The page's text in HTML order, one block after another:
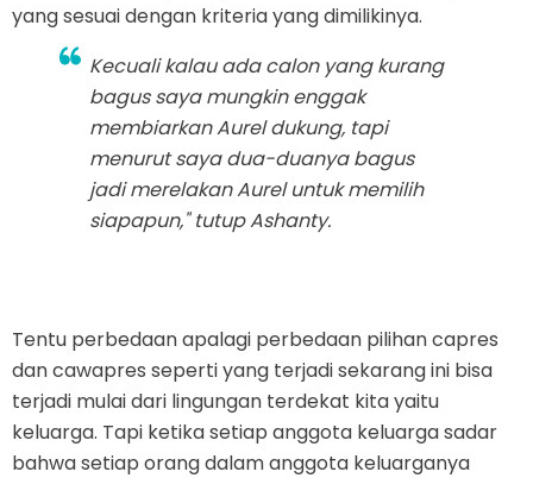
yang sesuai dengan kriteria yang dimilikinya.
Kecuali kalau ada calon yang kurang
bagus saya mungkin enggak
membiarkan Aurel dukung, tapi
menurut saya dua-duanya bagus
jadi merelakan Aurel untuk memilih
siapapun," tutup Ashanty.
Tentu perbedaan apalagi perbedaan pilihan capres
dan cawapres seperti yang terjadi sekarang ini bisa
terjadi mulai dari lingungan terdekat kita yaitu
keluarga. Tapi ketika setiap anggota keluarga sadar
bahwa setiap orang dalam anggota keluarganya